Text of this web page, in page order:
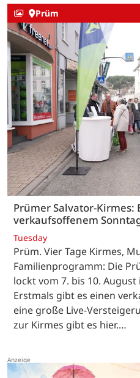
Prüm
Prümer Salvator-Kirmes:
verkaufsoffenem
Tuesday
Prüm. Vier Tage Kirmes,
Familienprogramm: Die
lockt vom 7. bis 10.
Erstmals gibt es einen
eine große Live-
zur Kirmes gibt es hier.…